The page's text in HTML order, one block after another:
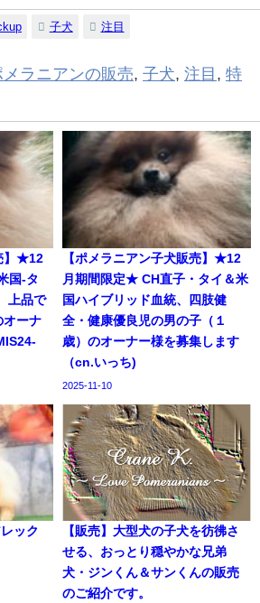
子犬 注目
メラニアンの販売, 子犬, 注目 , 特
】★12
国-タ
上品で
オーナ
【ポメラニアン子犬販売】★12
月期間限定★ CH直子・タイ＆米
国ハイブリッド血統、四肢健
全・健康優良児の男の子（１
歳）のオーナー様を募集します
（cn.いっち)
2025-11-10
ック
【販売】大型犬の子犬を彷彿さ
せる、おっとり穏やかな兄弟
犬・ジンくん＆サンくんの販売
のご紹介です。